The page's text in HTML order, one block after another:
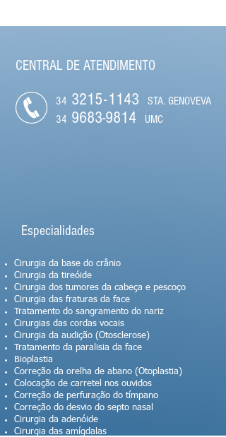
CENTRAL DE ATENDIMENTO
34 3215-1143
STA. GENOVEVA
34 9683-9814 UMC
Especialidades
Cirurgia da base do crânio
Cirurgia da tireóide
Cirurgia dos tumores da cabeça e pescoço
Cirurgia das fraturas da face
Tratamento do sangramento do nariz
Cirurgias das cordas vocais
Cirurgia da audição (Otosclerose)
Tratamento da paralisia da face
Bioplastia
Correção da orelha de abano (Otoplastia)
Colocação de carretel nos ouvidos
Correção de perfuração do tímpano
Correção do desvio do septo nasal
Cirurgia da adenóide
Cirurgia das amígdalas